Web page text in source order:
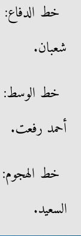
خط الدفاع:
شعبان.
خط الوسط:
أحمد رفعت.
خط
السعيد.